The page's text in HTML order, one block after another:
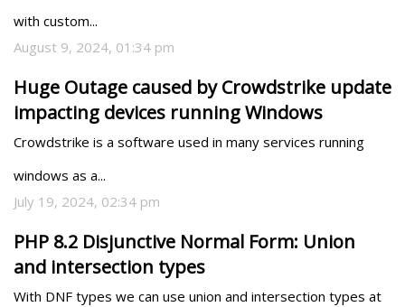
with custom...
August 9, 2024, 01:34 pm
Huge Outage caused by Crowdstrike update
impacting devices running Windows
Crowdstrike is a software used in many services running
windows as a...
July 19, 2024, 02:34 pm
PHP 8.2 Disjunctive Normal Form: Union
and intersection types
With DNF types we can use union and intersection types at